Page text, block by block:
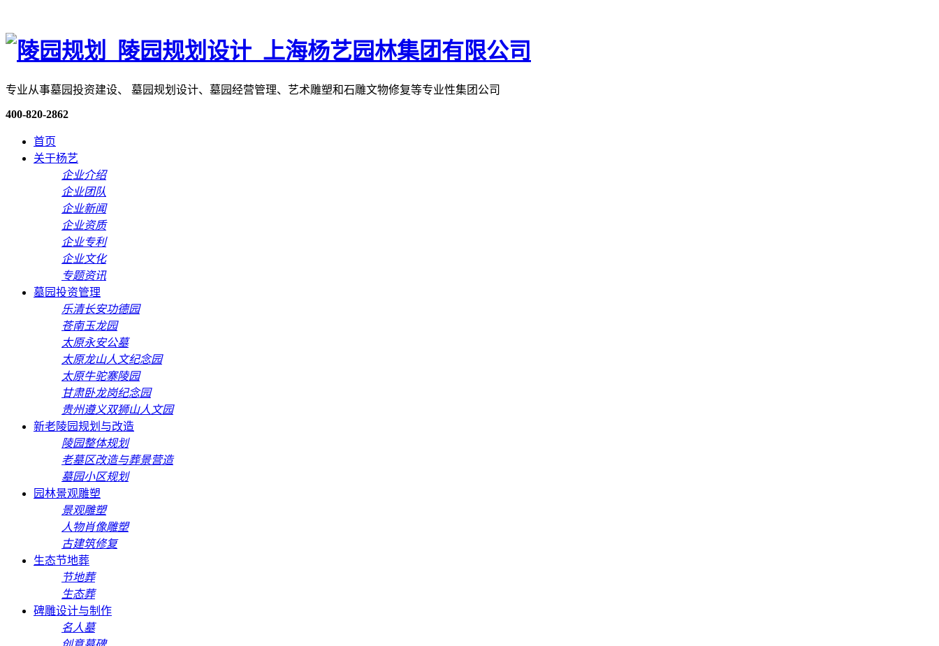
专业从事墓园投资建设、 墓园规划设计、墓园经营管理、艺术雕塑和石雕文物修复等专业性集团公司
400-820-2862
首页
关于杨艺
企业介绍
企业团队
企业新闻
企业资质
企业专利
企业文化
专题资讯
墓园投资管理
乐清长安功德园
苍南玉龙园
太原永安公墓
太原龙山人文纪念园
太原牛驼寨陵园
甘肃卧龙岗纪念园
贵州遵义双狮山人文园
新老陵园规划与改造
陵园整体规划
老墓区改造与葬景营造
墓园小区规划
园林景观雕塑
景观雕塑
人物肖像雕塑
古建筑修复
生态节地葬
节地葬
生态葬
碑雕设计与制作
名人墓